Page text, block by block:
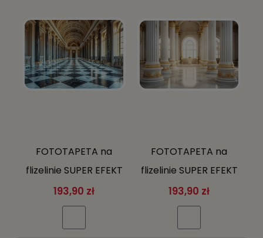
FOTOTAPETA na
flizelinie SUPER EFEKT
3D sala kolumny +
klej gratis
193,90 zł
FOTOTAPETA na
flizelinie SUPER EFEKT
3D sala kolumny +
klej gratis
193,90 zł